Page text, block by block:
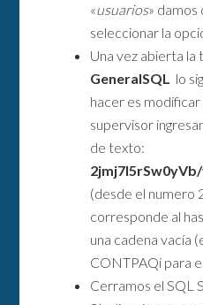
«usuarios» damos
seleccionar la
Una vez abierta la
GeneralSQL lo
hacer es modificar
supervisor
de texto:
(desde el numero
corresponde al
una cadena vacía
CONTPAQi para
Cerramos el SQL